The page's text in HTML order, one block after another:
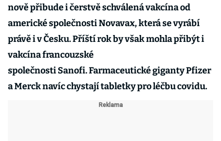
nově přibude i čerstvě schválená vakcína od
americké společnosti Novavax, která se vyrábí
právě i v Česku. Příští rok by však mohla přibýt i
vakcína francouzské
společnosti Sanofi. Farmaceutické giganty Pfizer
a Merck navíc chystají tabletky pro léčbu covidu.